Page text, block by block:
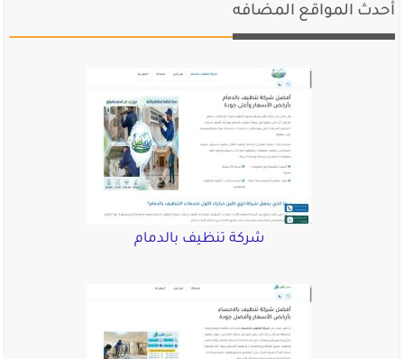
أحدث المواقع المضافه
شركة تنظيف بالدمام